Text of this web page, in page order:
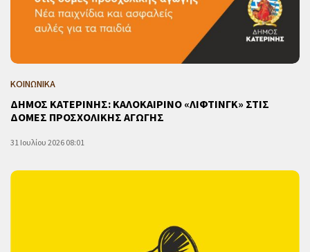
ΚΟΙΝΩΝΙΚΑ
ΔΗΜΟΣ ΚΑΤΕΡΙΝΗΣ: ΚΑΛΟΚΑΙΡΙΝΟ «ΛΙΦΤΙΝΓΚ» ΣΤΙΣ
ΔΟΜΕΣ ΠΡΟΣΧΟΛΙΚΗΣ ΑΓΩΓΗΣ
31 Ιουλίου 2026 08:01